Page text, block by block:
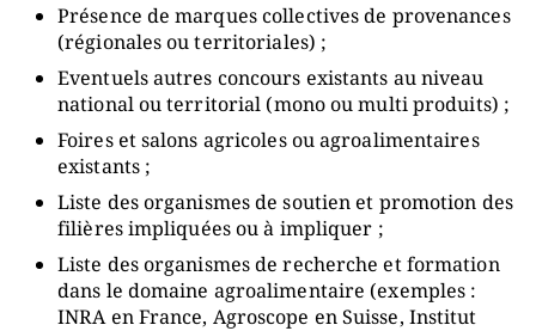
Présence de marques collectives de provenances
(régionales ou territoriales) ;
Eventuels autres concours existants au niveau
national ou territorial (mono ou multi produits) ;
Foires et salons agricoles ou agroalimentaires
existants ;
Liste des organismes de soutien et promotion des
filières impliquées ou à impliquer ;
Liste des organismes de recherche et formation
dans le domaine agroalimentaire (exemples :
INRA en France, Agroscope en Suisse, Institut